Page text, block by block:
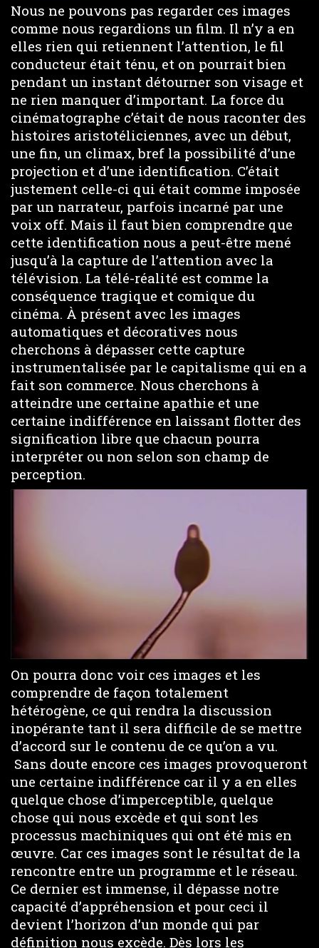
Nous ne pouvons pas regarder ces images
comme nous regardions un film. Il n’y a en
elles rien qui retiennent l’attention, le fil
conducteur était ténu, et on pourrait bien
pendant un instant détourner son visage et
ne rien manquer d’important. La force du
cinématographe c’était de nous raconter des
histoires aristotéliciennes, avec un début,
une fin, un climax, bref la possibilité d’une
projection et d’une identification. C’était
justement celle-ci qui était comme imposée
par un narrateur, parfois incarné par une
voix off. Mais il faut bien comprendre que
cette identification nous a peut-être mené
jusqu’à la capture de l’attention avec la
télévision. La télé-réalité est comme la
conséquence tragique et comique du
cinéma. À présent avec les images
automatiques et décoratives nous
cherchons à dépasser cette capture
instrumentalisée par le capitalisme qui en a
fait son commerce. Nous cherchons à
atteindre une certaine apathie et une
certaine indifférence en laissant flotter des
signification libre que chacun pourra
interpréter ou non selon son champ de
perception.
On pourra donc voir ces images et les
comprendre de façon totalement
hétérogène, ce qui rendra la discussion
inopérante tant il sera difficile de se mettre
d’accord sur le contenu de ce qu’on a vu.
Sans doute encore ces images provoqueront
une certaine indifférence car il y a en elles
quelque chose d’imperceptible, quelque
chose qui nous excède et qui sont les
processus machiniques qui ont été mis en
œuvre. Car ces images sont le résultat de la
rencontre entre un programme et le réseau.
Ce dernier est immense, il dépasse notre
capacité d’appréhension et pour ceci il
devient l’horizon d’un monde qui par
définition nous excède. Dès lors les